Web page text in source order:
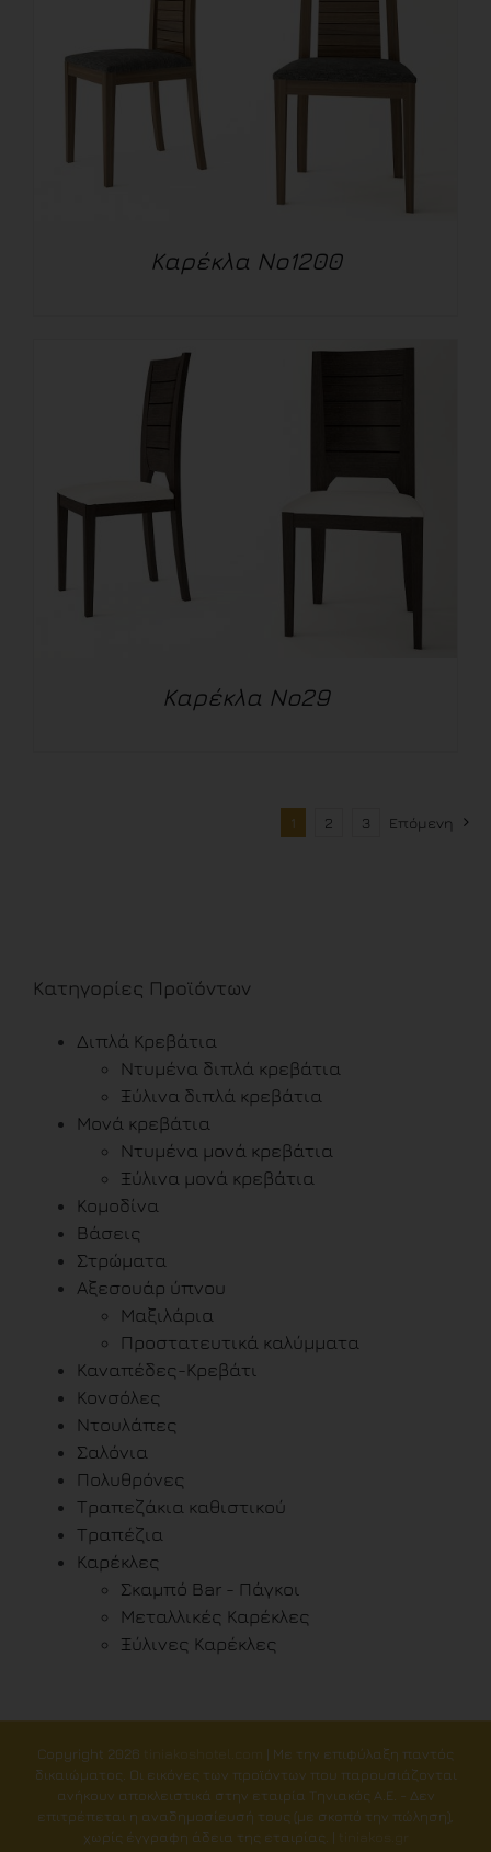
ΛΕΠΤΟΜΈΡΕΙΕΣ
Καρέκλα Νο1200
ΛΕΠΤΟΜΈΡΕΙΕΣ
Καρέκλα Νο29
1 2 3 Επόμενη
Κατηγορίες Προϊόντων
Διπλά Κρεβάτια
Ντυμένα διπλά κρεβάτια
Ξύλινα διπλά κρεβάτια
Μονά κρεβάτια
Ντυμένα μονά κρεβάτια
Ξύλινα μονά κρεβάτια
Κομοδίνα
Βάσεις
Στρώματα
Αξεσουάρ ύπνου
Μαξιλάρια
Προστατευτικά καλύμματα
Καναπέδες-Κρεβάτι
Κονσόλες
Ντουλάπες
Σαλόνια
Πολυθρόνες
Τραπεζάκια καθιστικού
Τραπέζια
Καρέκλες
Σκαμπό Bar - Πάγκοι
Μεταλλικές Καρέκλες
Ξύλινες Καρέκλες
Copyright 2026
| Με την επιφύλαξη παντός
δικαιώματος. Οι εικόνες των προϊόντων που παρουσιάζονται
ανήκουν αποκλειστικά στην εταιρία Τηνιακός Α.Ε. - Δεν
επιτρέπεται η αναδημοσίευσή τους (με σκοπό την πώληση),
χωρίς έγγραφη άδεια της εταιρίας. |